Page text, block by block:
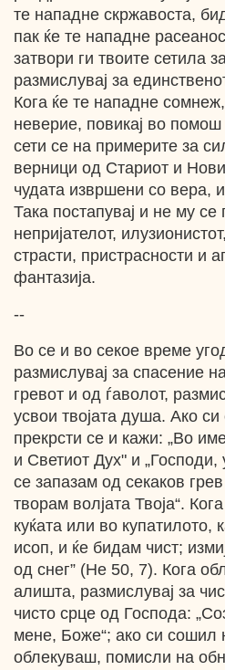
те нападне скржавоста,
пак ќе те нападне
затвори ги твоите сетила
размислувај за
Кога ќе те нападне
неверие, повикај во
сети се на примерите за
верници од Стариот и
чудата извршени со вера,
Така постапувај и не му се
непријателот,
страсти, пристрасности и
фантазија.
--
Во се и во секое време
размислувај за спасение
гревот и од ѓаволот,
усвои твојата душа. Ако
прекрсти се и кажи: „Во
и Светиот Дух" и „Господи,
се запазам од секаков
творам волјата Твоја“.
куќата или во купатилото,
исоп, и ќе бидам чист;
од снег” (Не 50, 7). Кога
алишта, размислувај за
чисто срце од Господа:
мене, Боже“; ако си сошил
облекуваш, помисли на